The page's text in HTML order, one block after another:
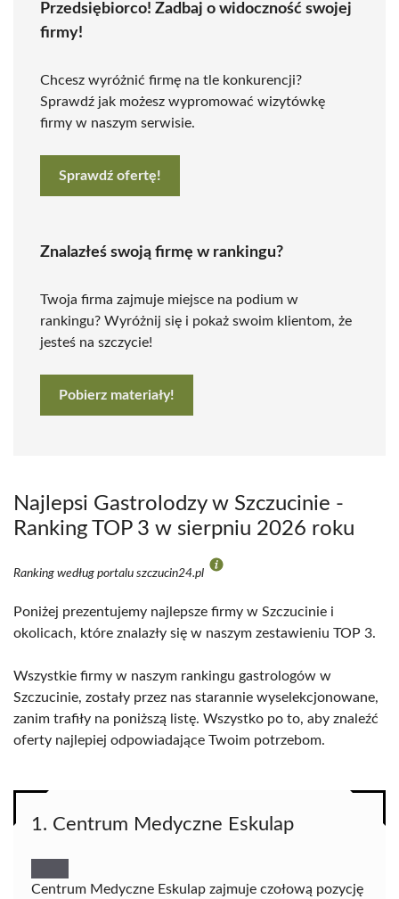
Przedsiębiorco! Zadbaj o widoczność swojej
firmy!
Chcesz wyróżnić firmę na tle konkurencji?
Sprawdź jak możesz wypromować wizytówkę
firmy w naszym serwisie.
Sprawdź ofertę!
Znalazłeś swoją firmę w rankingu?
Twoja firma zajmuje miejsce na podium w
rankingu? Wyróżnij się i pokaż swoim klientom, że
jesteś na szczycie!
Pobierz materiały!
Najlepsi Gastrolodzy w Szczucinie -
Ranking TOP 3 w sierpniu 2026 roku
Ranking według portalu szczucin24.pl
Poniżej prezentujemy najlepsze firmy w Szczucinie i
okolicach, które znalazły się w naszym zestawieniu TOP 3.
Wszystkie firmy w naszym rankingu gastrologów w
Szczucinie, zostały przez nas starannie wyselekcjonowane,
zanim trafiły na poniższą listę. Wszystko po to, aby znaleźć
oferty najlepiej odpowiadające Twoim potrzebom.
1. Centrum Medyczne Eskulap
Centrum Medyczne Eskulap zajmuje czołową pozycję